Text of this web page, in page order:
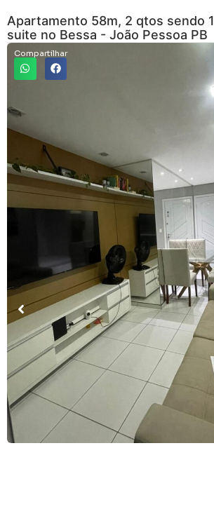
Apartamento 58m, 2 qtos sendo 1
suite no Bessa - João Pessoa PB
Compartilhar